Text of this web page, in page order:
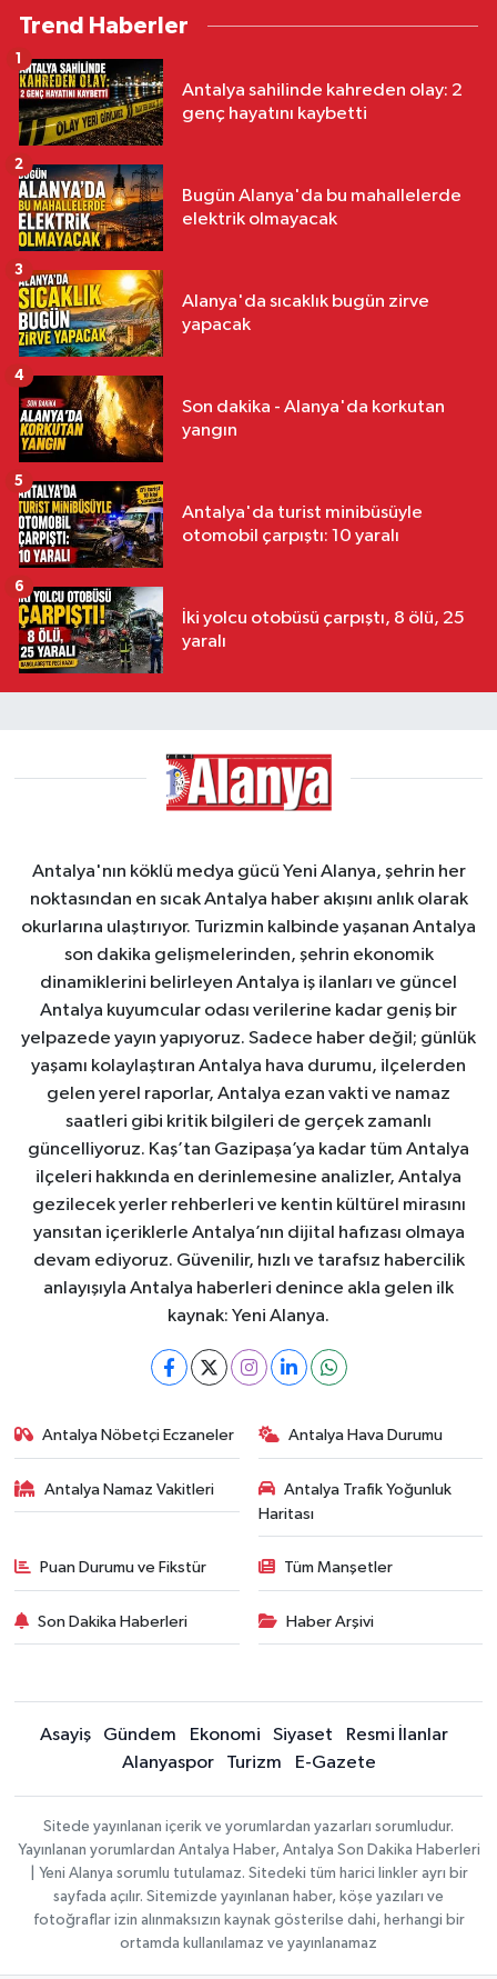
Trend Haberler
Antalya sahilinde kahreden olay: 2
genç hayatını kaybetti
1
Bugün Alanya'da bu mahallelerde
elektrik olmayacak
2
Alanya'da sıcaklık bugün zirve
yapacak
3
Son dakika - Alanya'da korkutan
yangın
4
Antalya'da turist minibüsüyle
otomobil çarpıştı: 10 yaralı
5
İki yolcu otobüsü çarpıştı, 8 ölü, 25
yaralı
6
Antalya'nın köklü medya gücü Yeni Alanya, şehrin her
noktasından en sıcak Antalya haber akışını anlık olarak
okurlarına ulaştırıyor. Turizmin kalbinde yaşanan Antalya
son dakika gelişmelerinden, şehrin ekonomik
dinamiklerini belirleyen Antalya iş ilanları ve güncel
Antalya kuyumcular odası verilerine kadar geniş bir
yelpazede yayın yapıyoruz. Sadece haber değil; günlük
yaşamı kolaylaştıran Antalya hava durumu, ilçelerden
gelen yerel raporlar, Antalya ezan vakti ve namaz
saatleri gibi kritik bilgileri de gerçek zamanlı
güncelliyoruz. Kaş’tan Gazipaşa’ya kadar tüm Antalya
ilçeleri hakkında en derinlemesine analizler, Antalya
gezilecek yerler rehberleri ve kentin kültürel mirasını
yansıtan içeriklerle Antalya’nın dijital hafızası olmaya
devam ediyoruz. Güvenilir, hızlı ve tarafsız habercilik
anlayışıyla Antalya haberleri denince akla gelen ilk
kaynak: Yeni Alanya.
Antalya Nöbetçi Eczaneler Antalya Hava Durumu
Antalya Namaz Vakitleri
Antalya Trafik Yoğunluk
Haritası
Puan Durumu ve Fikstür Tüm Manşetler
Son Dakika Haberleri Haber Arşivi
Asayiş Gündem Ekonomi Siyaset
Resmi İlanlar
Alanyaspor
Turizm E-Gazete
Sitede yayınlanan içerik ve yorumlardan yazarları sorumludur.
Yayınlanan yorumlardan Antalya Haber, Antalya Son Dakika Haberleri
| Yeni Alanya sorumlu tutulamaz. Sitedeki tüm harici linkler ayrı bir
sayfada açılır. Sitemizde yayınlanan haber, köşe yazıları ve
fotoğraflar izin alınmaksızın kaynak gösterilse dahi, herhangi bir
ortamda kullanılamaz ve yayınlanamaz